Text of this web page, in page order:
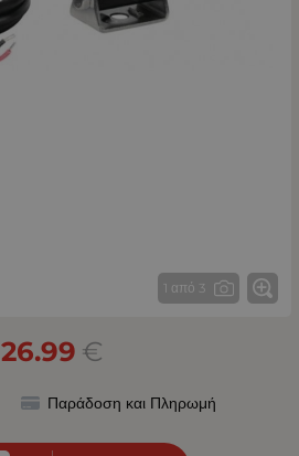
1 από 3
26.99 €
Παράδοση και Πληρωμή